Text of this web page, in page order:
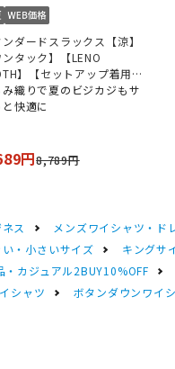
ンダードスラックス【涼】
ンタック】【LENO
】【セットアップ着用
【裾上げ済み】
み織りで夏のビジカジもサ
と快適に
円8,789円
ス
メンズワイシャツ・ド
い・小さいサイズ
キングサ
・カジュアル2BUY10%OFF
シャツ ボタンダウンワイ